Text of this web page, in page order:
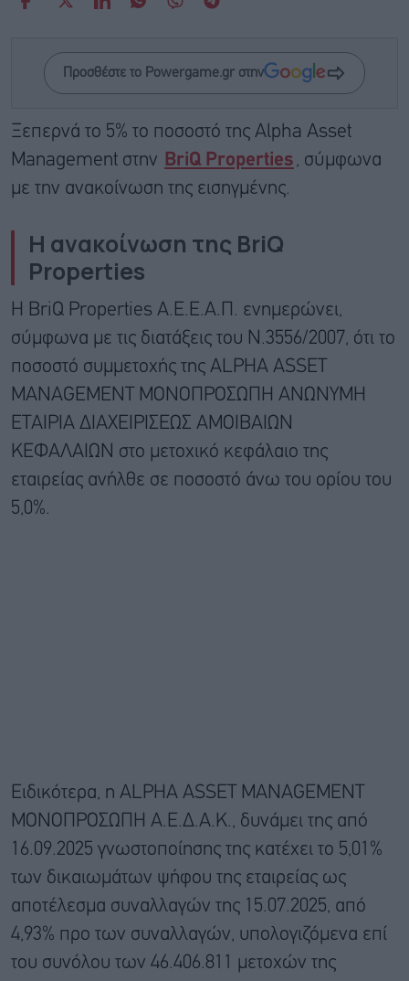
Προσθέστε το Powergame.gr στην
Ξεπερνά το 5% το ποσοστό της Alpha Asset
Management στην
BriQ Properties
, σύμφωνα
με την ανακοίνωση της εισηγμένης.
Η ανακοίνωση της BriQ
Properties
H BriQ Properties Α.Ε.Ε.Α.Π. ενημερώνει,
σύμφωνα με τις διατάξεις του Ν.3556/2007, ότι το
ποσοστό συμμετοχής της ALPHA ASSET
MANAGEMENT ΜΟΝΟΠΡΟΣΩΠΗ ΑΝΩΝΥΜΗ
ΕΤΑΙΡΙΑ ΔΙΑΧΕΙΡΙΣΕΩΣ ΑΜΟΙΒΑΙΩΝ
ΚΕΦΑΛΑΙΩΝ στο μετοχικό κεφάλαιο της
εταιρείας ανήλθε σε ποσοστό άνω του ορίου του
5,0%.
Ειδικότερα, η ALPHA ASSET MANAGEMENT
ΜΟΝΟΠΡΟΣΩΠΗ Α.Ε.Δ.Α.Κ., δυνάμει της από
16.09.2025 γνωστοποίησης της κατέχει το 5,01%
των δικαιωμάτων ψήφου της εταιρείας ως
αποτέλεσμα συναλλαγών της 15.07.2025, από
4,93% προ των συναλλαγών, υπολογιζόμενα επί
του συνόλου των 46.406.811 μετοχών της